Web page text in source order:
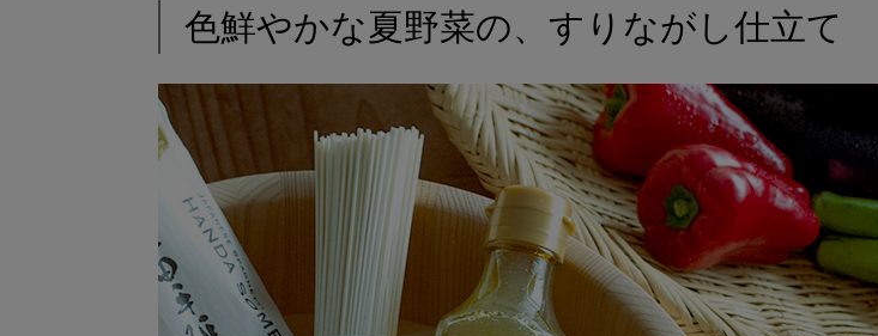
色鮮やかな夏野菜の、すりながし仕立て